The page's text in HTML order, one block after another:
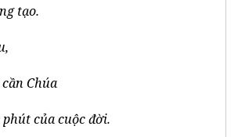
tạo.
Chúa
của cuộc đời.